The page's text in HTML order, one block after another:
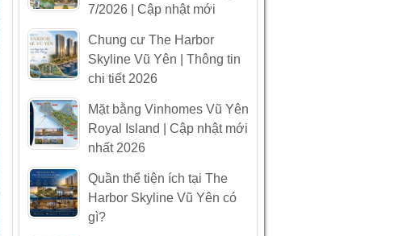
7/2026 | Cập nhật mới
Chung cư The Harbor
Skyline Vũ Yên | Thông tin
chi tiết 2026
Mặt bằng Vinhomes Vũ Yên
Royal Island | Cập nhật mới
nhất 2026
Quần thể tiện ích tại The
Harbor Skyline Vũ Yên có
gì?